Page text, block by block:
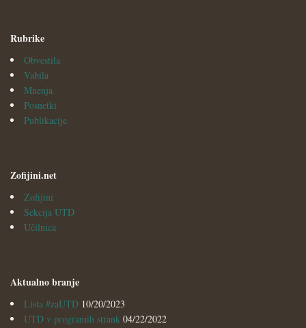
Rubrike
Obvestila
Vabila
Mnenja
Posnetki
Publikacije
Zofijini.net
Zofijini
Sekcija UTD
Učilnica
Aktualno branje
Lista #zaUTD 10/20/2023
UTD v programih strank 04/22/2022